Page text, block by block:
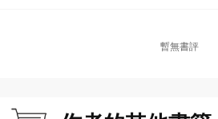
暫無書評